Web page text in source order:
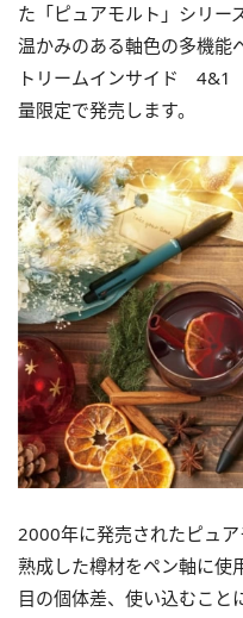
た「ピュアモルト」シリー
温かみのある軸色の多機
トリームインサイド 4&1
量限定で発売します。
2000年に発売されたピュ
熟成した樽材をペン軸に使
目の個体差、使い込むこと